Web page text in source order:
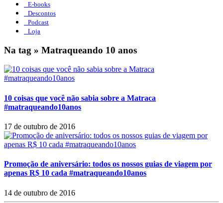
E-books
Descontos
Podcast
Loja
Na tag » Matraqueando 10 anos
10 coisas que você não sabia sobre a Matraca
#matraqueando10anos
17 de outubro de 2016
Promoção de aniversário: todos os nossos guias de viagem por
apenas R$ 10 cada #matraqueando10anos
14 de outubro de 2016